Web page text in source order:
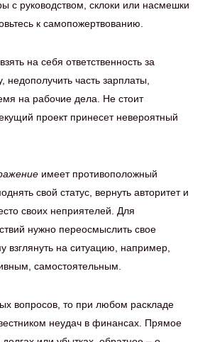
с руководством, склоки или насмешки
к самопожертвованию.
на себя ответственность за
недополучить часть зарплаты,
на рабочие дела. Не стоит
проект принесет невероятный
имеет противоположный
свой статус, вернуть авторитет и
своих неприятелей. Для
нужно переосмыслить свое
взглянуть на ситуацию, например,
самостоятельным.
вопросов, то при любом раскладе
неудач в финансах. Прямое